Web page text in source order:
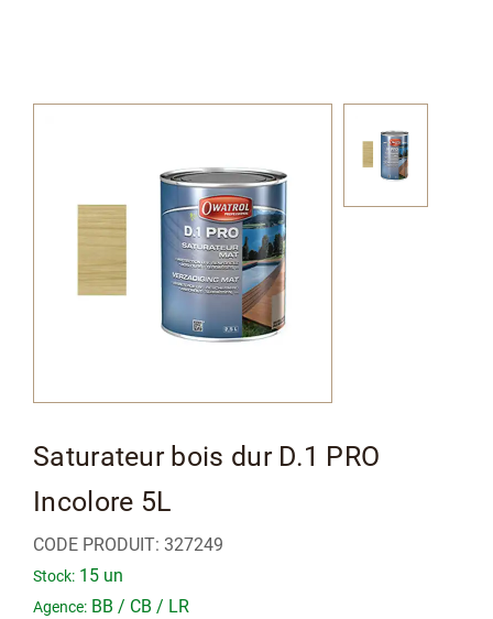
Saturateur bois dur D.1 PRO
Incolore 5L
CODE PRODUIT: 327249
Stock: 15 un
Agence: BB / CB / LR
galerie
Passer
début
de
la
Galerie